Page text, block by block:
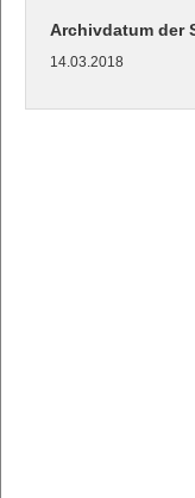
Archivdatum der
14.03.2018